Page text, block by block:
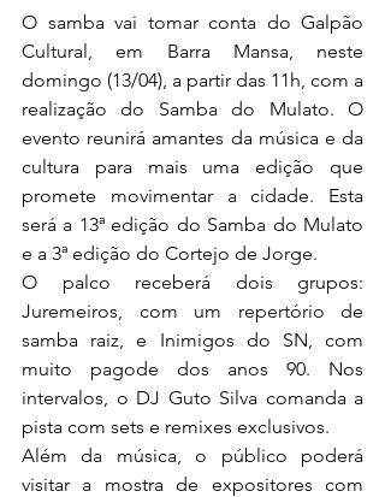
O samba vai tomar conta do Galpão
Cultural, em Barra Mansa, neste
domingo (13/04), a partir das 11h, com a
realização do Samba do Mulato. O
evento reunirá amantes da música e da
cultura para mais uma edição que
promete movimentar a cidade. Esta
será a 13ª edição do Samba do Mulato
e a 3ª edição do Cortejo de Jorge.
O palco receberá dois grupos:
Juremeiros, com um repertório de
samba raiz, e Inimigos do SN, com
muito pagode dos anos 90. Nos
intervalos, o DJ Guto Silva comanda a
pista com sets e remixes exclusivos.
Além da música, o público poderá
visitar a mostra de expositores com